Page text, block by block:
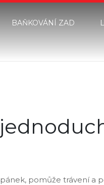
BAŇKOVÁNÍ ZAD
pomůže trávení a